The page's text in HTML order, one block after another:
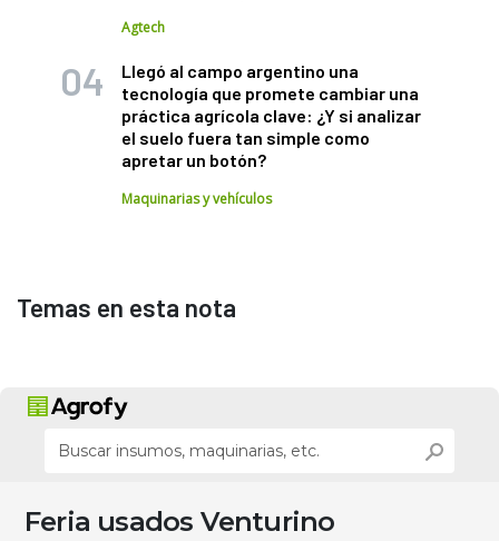
Agtech
Llegó al campo argentino una
tecnología que promete cambiar una
práctica agrícola clave: ¿Y si analizar
el suelo fuera tan simple como
apretar un botón?
Maquinarias y vehículos
Temas en esta nota
Feria usados Venturino